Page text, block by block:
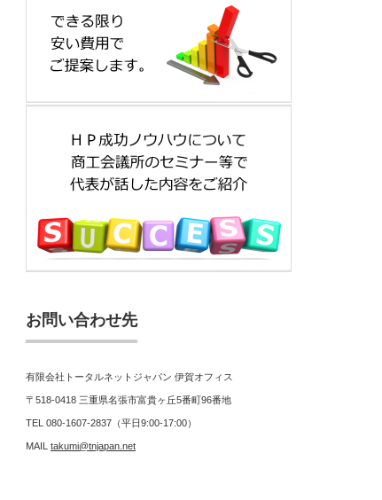
お問い合わせ先
有限会社トータルネットジャパン 伊賀オフィス
〒518-0418 三重県名張市富貴ヶ丘5番町96番地
TEL 080-1607-2837（平日9:00-17:00）
MAIL takumi@tnjapan.net